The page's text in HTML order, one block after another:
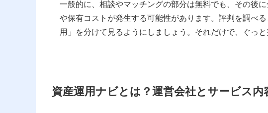
一般的に、相談やマッチングの部分は無料でも、その後
や保有コストが発生する可能性があります。評判を調べ
用」を分けて見るようにしましょう。それだけで、ぐっと
資産運用ナビとは？運営会社とサービス内